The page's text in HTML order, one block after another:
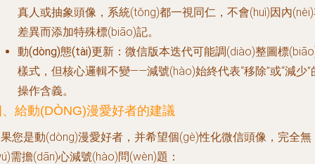
真人或抽象頭像，系統(tǒng)都一視同仁，不會(huì)因內
差異而添加特殊標(biāo)記。
動(dòng)態(tài)更新 ：微信版本迭代可能調(diào)整圖標
樣式，但核心邏輯不變——減號(hào)始終代表“移除”或“減少”
操作含義。
給動(DÒNG)漫愛好者的建議
您是動(dòng)漫愛好者，并希望個(gè)性化微信頭像，完全無
需擔(dān)心減號(hào)問(wèn)題：